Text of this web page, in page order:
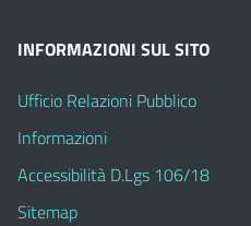
INFORMAZIONI SUL SITO
Ufficio Relazioni Pubblico
Informazioni
Accessibilità D.Lgs 106/18
Sitemap